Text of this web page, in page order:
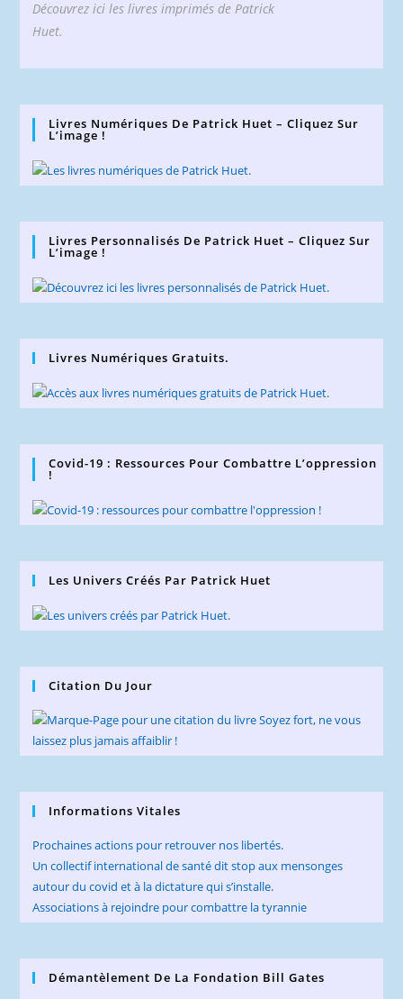
Découvrez ici les livres imprimés de Patrick
Huet.
Livres Numériques De Patrick Huet – Cliquez Sur
L’image !
Livres Personnalisés De Patrick Huet – Cliquez Sur
L’image !
Livres Numériques Gratuits.
Covid-19 : Ressources Pour Combattre L’oppression
!
Les Univers Créés Par Patrick Huet
Citation Du Jour
Informations Vitales
Prochaines actions pour retrouver nos libertés.
Un collectif international de santé dit stop aux mensonges
autour du covid et à la dictature qui s’installe.
Associations à rejoindre pour combattre la tyrannie
Démantèlement De La Fondation Bill Gates